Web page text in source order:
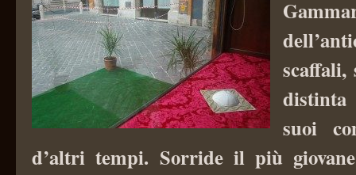
suoi
d’altri tempi. Sorride il più